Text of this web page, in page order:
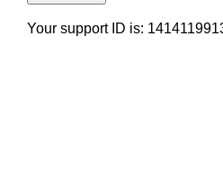
Your support ID is: